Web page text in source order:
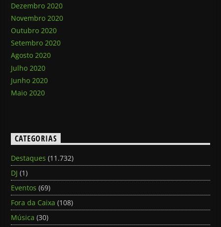
Dezembro 2020
Novembro 2020
Outubro 2020
Setembro 2020
Agosto 2020
Julho 2020
Junho 2020
Maio 2020
CATEGORIAS
Destaques (11.732)
DJ (1)
Eventos (69)
Fora da Caixa (108)
Música (30)